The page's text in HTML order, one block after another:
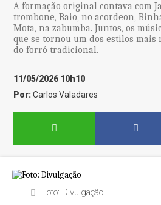
A formação original contava com
trombone, Baio, no acordeon,
Mota, na zabumba. Juntos, os
que se tornou um dos estilos
do forró tradicional.
11/05/2026 10h10
Por:Carlos Valadares
Foto: Divulgação